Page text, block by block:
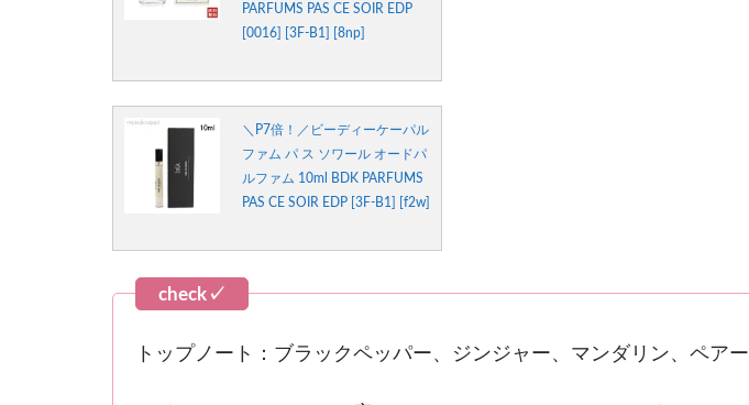
PARFUMS PAS CE SOIR EDP
[0016] [3F-B1] [8np]
＼P7倍！／ビーディーケーパル
ファム パ ス ソワール オードパ
ルファム 10ml BDK PARFUMS
PAS CE SOIR EDP [3F-B1] [f2w]
トップノート：ブラックペッパー、ジンジャー、マンダリン、ペアー